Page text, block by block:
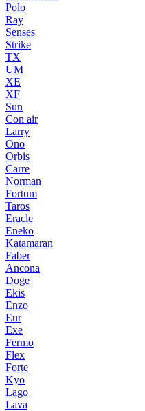
Polo
Ray
Senses
Strike
TX
UM
XE
XF
Sun
Con air
Larry
Ono
Orbis
Carre
Norman
Fortum
Taros
Eracle
Eneko
Katamaran
Faber
Ancona
Doge
Ekis
Enzo
Eur
Exe
Fermo
Flex
Forte
Kyo
Lago
Lava